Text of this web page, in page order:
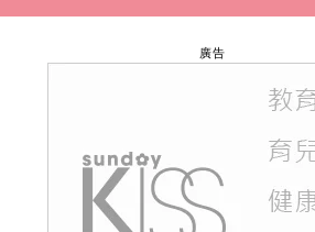
廣告